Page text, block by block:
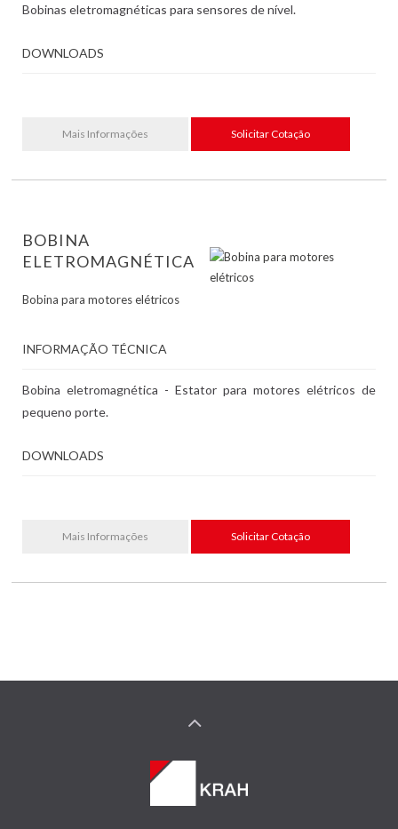
Bobinas eletromagnéticas para sensores de nível.
DOWNLOADS
Mais Informações Solicitar Cotação
BOBINA
ELETROMAGNÉTICA
Bobina para motores elétricos
INFORMAÇÃO TÉCNICA
Bobina eletromagnética - Estator para motores elétricos de
pequeno porte.
DOWNLOADS
Mais Informações Solicitar Cotação